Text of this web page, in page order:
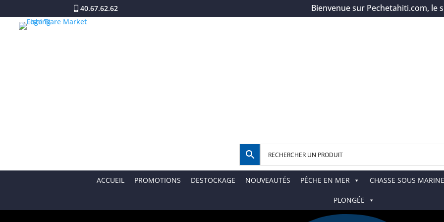
40.67.62.62 Bienvenue sur Pechetahiti.com, le
ACCUEIL PROMOTIONS DESTOCKAGE NOUVEAUTÉS PÊCHE EN MER CHASSE SOUS MARINE
PLONGÉE